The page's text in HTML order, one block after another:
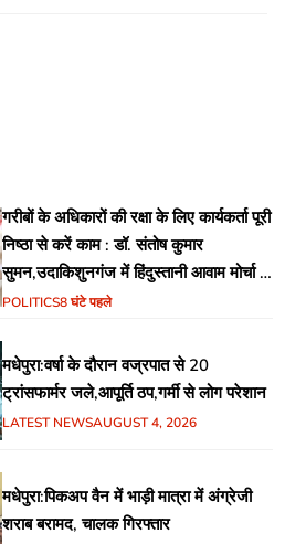
गरीबों के अधिकारों की रक्षा के लिए कार्यकर्ता पूरी
निष्ठा से करें काम : डॉ. संतोष कुमार
सुमन,उदाकिशुनगंज में हिंदुस्तानी आवाम मोर्चा के
गरीब चौपाल में शिक्षा, स्वास्थ्य, रोजगार समेत
POLITICS8 घंटे पहले
मधेपुरा:वर्षा के दौरान वज्रपात से 20
ट्रांसफार्मर जले,आपूर्ति ठप,गर्मी से लोग परेशान
LATEST NEWSAUGUST 4, 2026
मधेपुरा:पिकअप वैन में भाड़ी मात्रा में अंग्रेजी
शराब बरामद, चालक गिरफ्तार